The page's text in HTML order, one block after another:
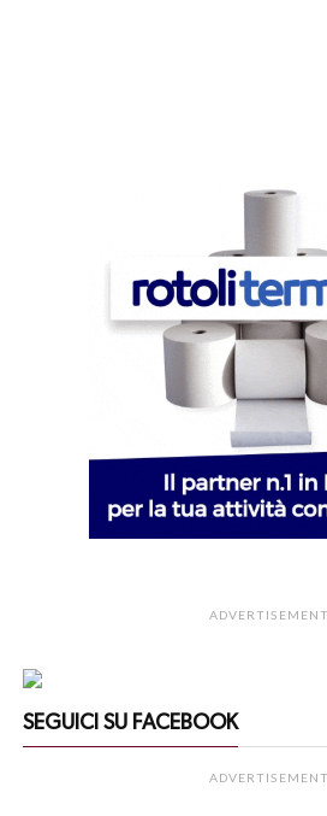
ADVERTISEMENT
SEGUICI SU FACEBOOK
ADVERTISEMENT